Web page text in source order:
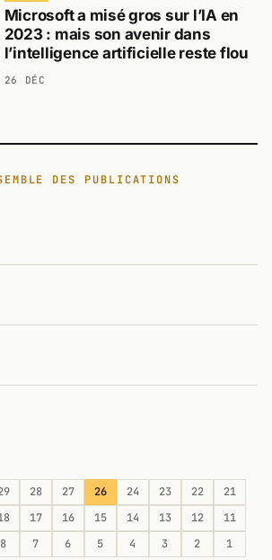
Microsoft a misé gros sur l’IA en
2023 : mais son avenir dans
l’intelligence artificielle reste flou
26 DÉC
DES PUBLICATIONS
28 27 26 24 23 22
21
17 16 15 14 13 12
11
8 7 6 5 4 3 2 1